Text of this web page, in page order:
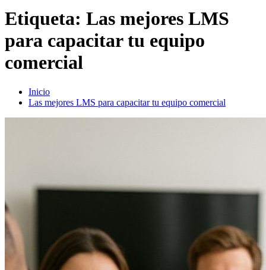
Etiqueta: Las mejores LMS
para capacitar tu equipo
comercial
Inicio
Las mejores LMS para capacitar tu equipo comercial